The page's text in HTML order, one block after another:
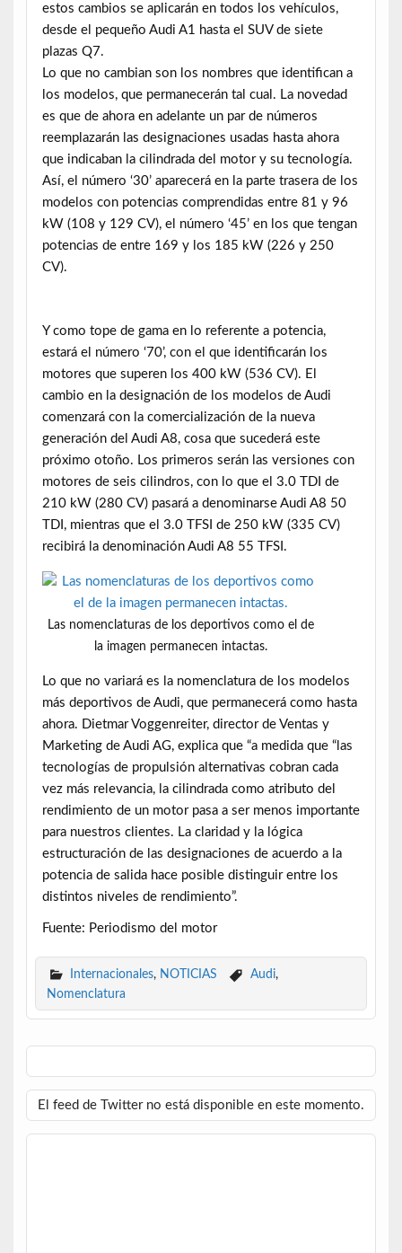
estos cambios se aplicarán en todos los vehículos,
desde el pequeño Audi A1 hasta el SUV de siete
plazas Q7.
Lo que no cambian son los nombres que identifican a
los modelos, que permanecerán tal cual. La novedad
es que de ahora en adelante un par de números
reemplazarán las designaciones usadas hasta ahora
que indicaban la cilindrada del motor y su tecnología.
Así, el número ‘30’ aparecerá en la parte trasera de los
modelos con potencias comprendidas entre 81 y 96
kW (108 y 129 CV), el número ‘45’ en los que tengan
potencias de entre 169 y los 185 kW (226 y 250
CV).
Y como tope de gama en lo referente a potencia,
estará el número ‘70’, con el que identificarán los
motores que superen los 400 kW (536 CV). El
cambio en la designación de los modelos de Audi
comenzará con la comercialización de la nueva
generación del Audi A8, cosa que sucederá este
próximo otoño. Los primeros serán las versiones con
motores de seis cilindros, con lo que el 3.0 TDI de
210 kW (280 CV) pasará a denominarse Audi A8 50
TDI, mientras que el 3.0 TFSI de 250 kW (335 CV)
recibirá la denominación Audi A8 55 TFSI.
Las nomenclaturas de los deportivos como el de
la imagen permanecen intactas.
Lo que no variará es la nomenclatura de los modelos
más deportivos de Audi, que permanecerá como hasta
ahora. Dietmar Voggenreiter, director de Ventas y
Marketing de Audi AG, explica que “a medida que “las
tecnologías de propulsión alternativas cobran cada
vez más relevancia, la cilindrada como atributo del
rendimiento de un motor pasa a ser menos importante
para nuestros clientes. La claridad y la lógica
estructuración de las designaciones de acuerdo a la
potencia de salida hace posible distinguir entre los
distintos niveles de rendimiento”.
Fuente: Periodismo del motor
Internacionales, NOTICIAS Audi,
Nomenclatura
El feed de Twitter no está disponible en este momento.